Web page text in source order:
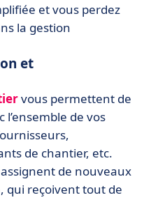
et vous perdez
la gestion
et
vous permettent de
l’ensemble de vos
de chantier, etc.
assignent de nouveaux
qui reçoivent tout de